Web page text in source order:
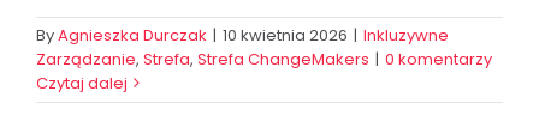
ByAgnieszka Durczak | 10 kwietnia 2026 | Inkluzywne
Zarządzanie, Strefa, Strefa ChangeMakers | 0 komentarzy
Czytaj dalej